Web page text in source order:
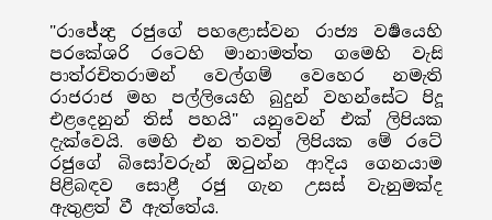
"රාජේන්‍ද්‍ර රජුගේ පහළොස්වන රාජ්‍ය වර්‍ෂයෙහි
පරකේශරි රටෙහි මානාමත්ත ගමෙහි වැසි
පාත්රචිතරාමන් වෙල්ගම් වෙහෙර නමැති
රාජරාජ මහ පල්ලියෙහි බුදුන් වහන්සේට පිදූ
එළදෙනුන් තිස් පහයි" යනුවෙන් එක් ලිපියක
දැක්වෙයි. මෙහි එන තවත් ලිපියක මේ රටේ
රජුගේ බිසෝවරුන් ඔටුන්න ආදිය ගෙනයාම
පිළිබඳව සොළී රජු ගැන උසස් වැනුමක්ද
ඇතුළත් වී ඇත්තේය.